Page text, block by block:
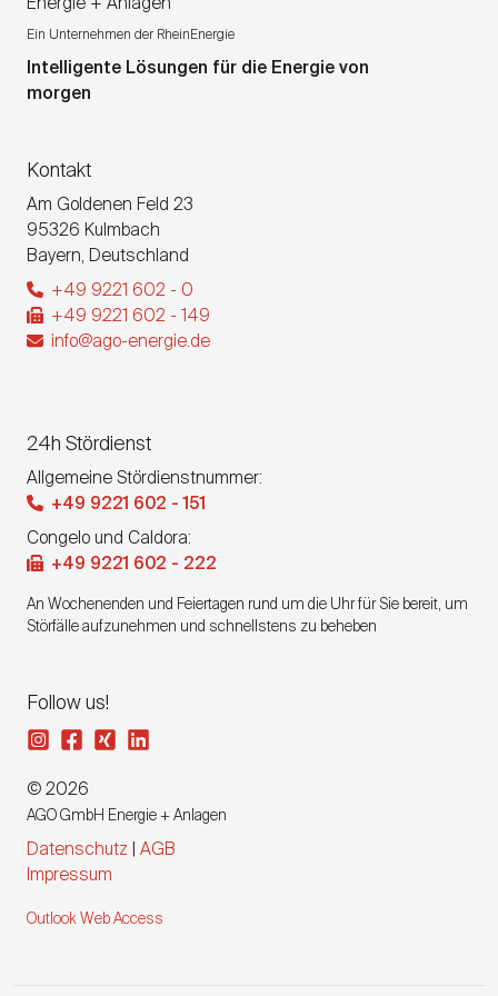
Energie + Anlagen
Ein Unternehmen der RheinEnergie
Intelligente Lösungen für die Energie von
morgen
Kontakt
Am Goldenen Feld 23
95326 Kulmbach
Bayern, Deutschland
+49 9221 602 - 0
+49 9221 602 - 149
info@ago-energie.de
24h Stördienst
Allgemeine Stördienstnummer:
+49 9221 602 - 151
Congelo und Caldora:
+49 9221 602 - 222
An Wochenenden und Feiertagen rund um die Uhr für Sie bereit, um
Störfälle aufzunehmen und schnellstens zu beheben
Follow us!
© 2026
AGO GmbH Energie + Anlagen
Datenschutz
AGB
Impressum
Outlook Web Access